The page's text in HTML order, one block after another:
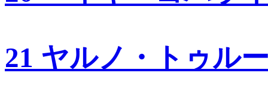
21 ヤルノ・トゥル